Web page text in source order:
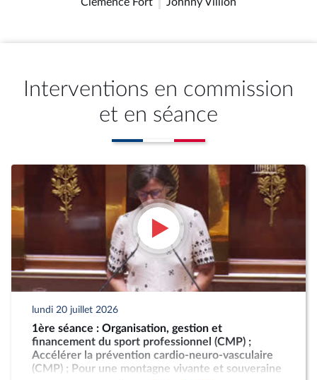
Interventions en commission
et en séance
lundi 20 juillet 2026
1ère séance : Organisation, gestion et
financement du sport professionnel (CMP) ;
Accélérer la prévention cardio-neuro-vasculaire
(CMP) ; Pour une montagne vivante et souveraine